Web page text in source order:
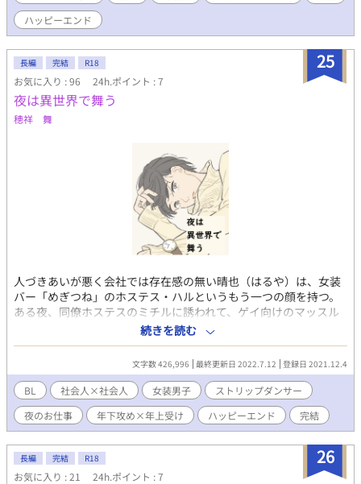
お話。 ＊－‥－‥－‥－‥－‥－‥－‥－＊ ・性描写のある回に
は「※」マークが付きます。 ・水元視点の番外編もあり。 ＊－‥
の下で。』
https://www.alphapolis.co.jp/novel/728386436/614893182 ※
第三者による無断著作物利用を禁止します
ハッピーエンド
25
長編 完結 R18
お気に入り : 96 24h.ポイント : 7
夜は異世界で舞う
穂祥 舞
人づきあいが悪く会社では存在感の無い晴也（はるや）は、女装
バー「めぎつね」のホステス・ハルというもう一つの顔を持つ。
ある夜、同僚ホステスのミチルに誘われて、ゲイ向けのマッスル
ダンスを観た晴也は、ダンサーのショウに心惹かれる。ところが
ショウこと晶（あきら）は、晴也の会社の取引先の社員で、商談
に訪れた時に、何故か晴也に交際を迫って来る。ノンケで恋愛経
験ゼロの晴也は、晶をどうあしらっていいか分からず大混乱し
て……。やや腹黒わんこダンサー×ツンデレ気味女装男子、昼間
は冴えないサラリーマン二人の、恋の話。 ☆エブリスタにも掲
載中です。 ★リバではありませんが、晶がサービス精神旺盛な
ため、たまに攻めらしくない行動をとります！ ☆この物語はフ
ィクションです。実在する個人・団体とは何ら関係ございませ
ん。
続きを読む
文字数 426,996 最終更新日 2022.7.12 登録日 2021.12.4
BL 社会人×社会人 女装男子
ストリップダンサー
夜のお仕事
年下攻め×年上受け ハッピーエンド 完結
26
長編 完結 R18
お気に入り : 21 24h.ポイント : 7